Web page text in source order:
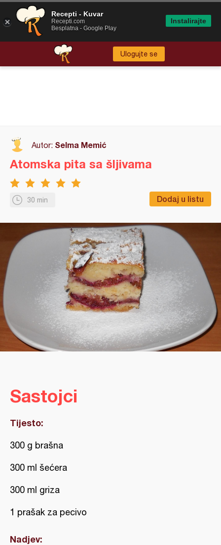
Ulogujte se
Autor: Selma Memić
30 min Dodaj u listu
Atomska pita sa šljivama
Sastojci
Tijesto:
300 g brašna
300 ml šećera
300 ml griza
1 prašak za pecivo
Nadjev:
Recepti - Kuvar
Recepti.com
Besplatna - Google Play
Instalirajte